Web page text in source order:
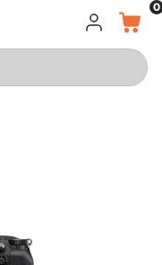
LOGGA IN
KORG
0